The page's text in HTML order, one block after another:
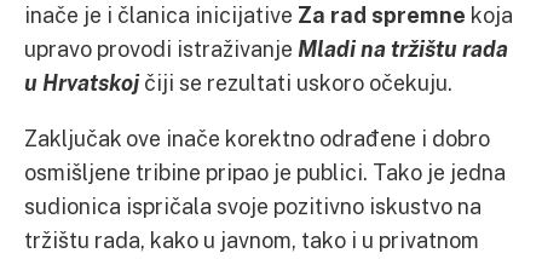
inače je i članica inicijative Za rad spremne koja
upravo provodi istraživanje Mladi na tržištu rada
u Hrvatskoj čiji se rezultati uskoro očekuju.
Zaključak ove inače korektno odrađene i dobro
osmišljene tribine pripao je publici. Tako je jedna
sudionica ispričala svoje pozitivno iskustvo na
tržištu rada, kako u javnom, tako i u privatnom